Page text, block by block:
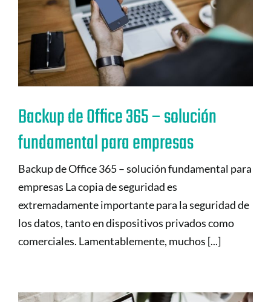
Backup de Office 365 – solución
fundamental para empresas
Backup de Office 365 – solución fundamental para
empresas La copia de seguridad es
extremadamente importante para la seguridad de
los datos, tanto en dispositivos privados como
comerciales. Lamentablemente, muchos [...]